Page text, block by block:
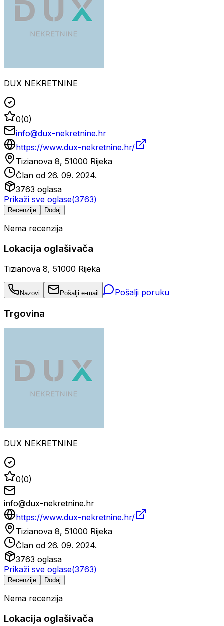
DUX NEKRETNINE
0(0)
info@dux-nekretnine.hr
https://www.dux-nekretnine.hr/
Tizianova 8, 51000 Rijeka
Član od 26. 09. 2024.
3763 oglasa
Prikaži sve oglase(3763)
Recenzije Dodaj
Nema recenzija
Lokacija oglašivača
Tizianova 8, 51000 Rijeka
Nazovi Pošalji e-mail Pošalji poruku
Trgovina
DUX NEKRETNINE
0(0)
info@dux-nekretnine.hr
https://www.dux-nekretnine.hr/
Tizianova 8, 51000 Rijeka
Član od 26. 09. 2024.
3763 oglasa
Prikaži sve oglase(3763)
Recenzije Dodaj
Nema recenzija
Lokacija oglašivača